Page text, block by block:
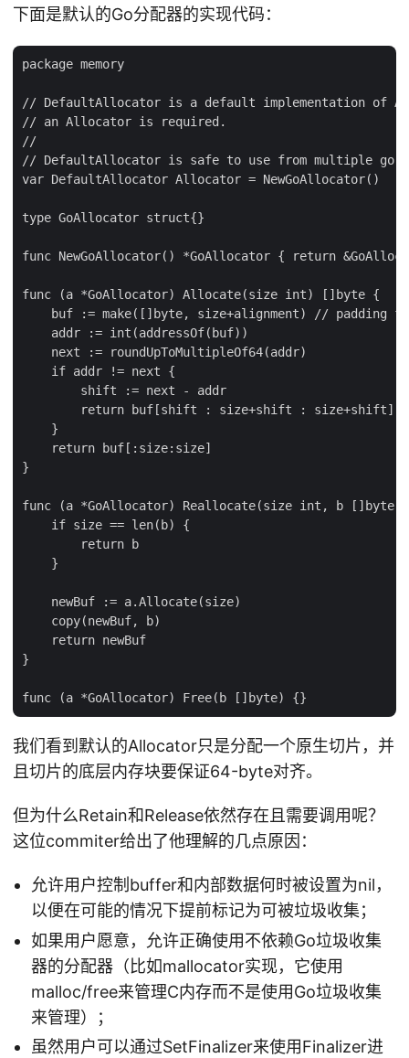
下面是默认的Go分配器的实现代码：
package memory
// DefaultAllocator is a default implementation of
// an Allocator is required.
//
// DefaultAllocator is safe to use from multiple
var DefaultAllocator Allocator = NewGoAllocator()
type GoAllocator struct{}
func NewGoAllocator() *GoAllocator { return
func (a *GoAllocator) Allocate(size int) []byte {
buf := make([]byte, size+alignment) // padding
    addr := int(addressOf(buf))
    next := roundUpToMultipleOf64(addr)
    if addr != next {
        shift := next - addr
        return buf[shift : size+shift : size+shift]
    }
    return buf[:size:size]
}
func (a *GoAllocator) Reallocate(size int, b
    if size == len(b) {
        return b
    }
    newBuf := a.Allocate(size)
    copy(newBuf, b)
    return newBuf
}
我们看到默认的Allocator只是分配一个原生切片，并
且切片的底层内存块要保证64-byte对齐。
但为什么Retain和Release依然存在且需要调用呢？
这位commiter给出了他理解的几点原因：
允许用户控制buffer和内部数据何时被设置为nil，
以便在可能的情况下提前标记为可被垃圾收集；
如果用户愿意，允许正确使用不依赖Go垃圾收集
器的分配器（比如mallocator实现，它使用
malloc/free来管理C内存而不是使用Go垃圾收集
来管理）；
虽然用户可以通过SetFinalizer来使用Finalizer进